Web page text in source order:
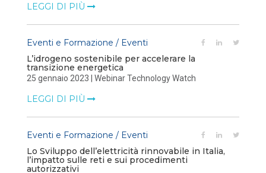
LEGGI DI PIÙ
Eventi e Formazione / Eventi
L’idrogeno sostenibile per accelerare la
transizione energetica
25 gennaio 2023 | Webinar Technology Watch
LEGGI DI PIÙ
Eventi e Formazione / Eventi
Lo Sviluppo dell’elettricità rinnovabile in Italia,
l’impatto sulle reti e sui procedimenti
autorizzativi